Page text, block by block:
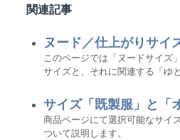
関連記事
ヌード／仕上がりサイ
このページでは「ヌードサイズ
サイズと、それに関連する「ゆ
サイズ「既製服」と「
商品ページにて選択可能なサイ
ついて説明します。